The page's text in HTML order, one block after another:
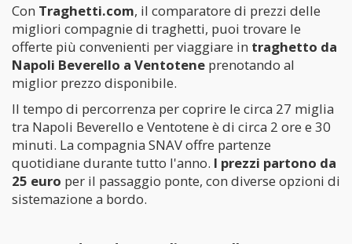
Con Traghetti.com, il comparatore di prezzi delle
migliori compagnie di traghetti, puoi trovare le
offerte più convenienti per viaggiare in traghetto da
Napoli Beverello a Ventotene prenotando al
miglior prezzo disponibile.
Il tempo di percorrenza per coprire le circa 27 miglia
tra Napoli Beverello e Ventotene è di circa 2 ore e 30
minuti. La compagnia SNAV offre partenze
quotidiane durante tutto l'anno. I prezzi partono da
25 euro per il passaggio ponte, con diverse opzioni di
sistemazione a bordo.